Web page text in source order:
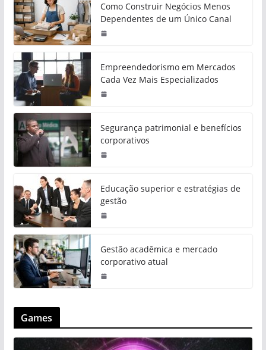
Como Construir Negócios Menos
Dependentes de um Único Canal
Empreendedorismo em Mercados
Cada Vez Mais Especializados
Segurança patrimonial e benefícios
corporativos
Educação superior e estratégias de
gestão
Gestão acadêmica e mercado
corporativo atual
Games